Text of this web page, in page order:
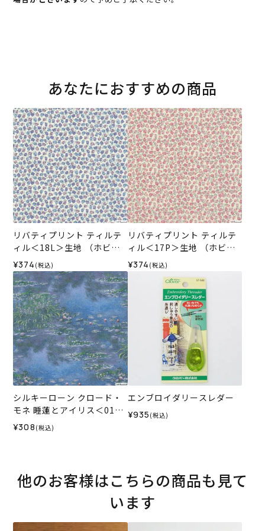
あなたにおすすめの商品
リバティプリント ティルテ
ィル＜18L＞生地 （ホビー
ラホビーレオリジナル）202
6SS
¥374 (税込)
リバティプリント ティルテ
ィル＜17P＞生地 （ホビー
ラホビーレオリジナル）202
6SS
¥374 (税込)
シルキーローン クロード・
モネ 睡蓮とアイリス＜01B
＞生地 ホビーラホビーレデ
ザインコレクション
¥308 (税込)
エンブロイダリースレダー
¥935 (税込)
他のお客様はこちらの商品も見て
います